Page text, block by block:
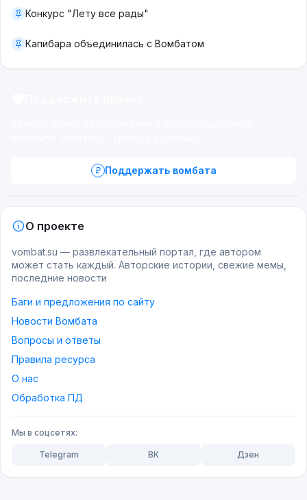
Конкурс "Лету все рады"
Капибара объединилась с Вомбатом
Поддержать вомбата
О проекте
vombat.su — развлекательный портал, где автором
может стать каждый. Авторские истории, свежие мемы,
последние новости
Баги и предложения по сайту
Новости Вомбата
Вопросы и ответы
Правила ресурса
О нас
Обработка ПД
Мы в соцсетях:
Telegram ВК Дзен